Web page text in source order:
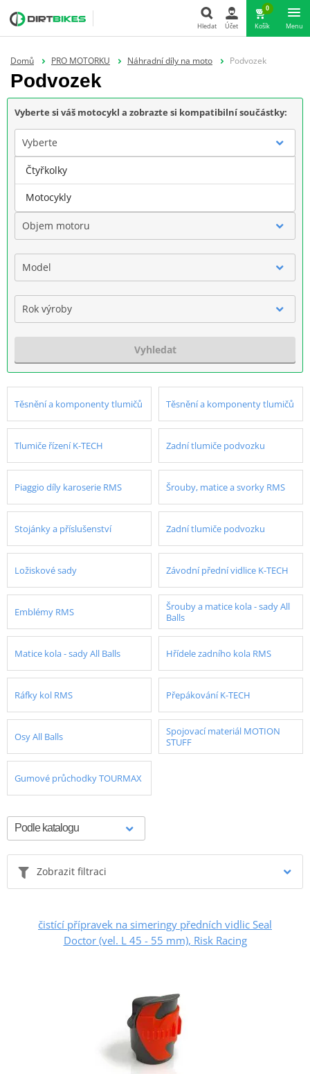
Hledat
Hledat Účet
0
Košík Menu
Domů PRO MOTORKU Náhradní díly na moto Podvozek
Podvozek
Vyberte si váš motocykl a zobrazte si kompatibilní součástky:
Vyberte
Značka
Objem motoru
Model
Rok výroby
Vyhledat
Těsnění a komponenty tlumičů Těsnění a komponenty tlumičů
Tlumiče řízení K-TECH Zadní tlumiče podvozku
Piaggio díly karoserie RMS Šrouby, matice a svorky RMS
Stojánky a příslušenství Zadní tlumiče podvozku
Ložiskové sady Závodní přední vidlice K-TECH
Emblémy RMS
Šrouby a matice kola - sady All
Balls
Matice kola - sady All Balls Hřídele zadního kola RMS
Ráfky kol RMS Přepákování K-TECH
Osy All Balls
Spojovací materiál MOTION
STUFF
Gumové průchodky TOURMAX
Zobrazit filtraci
čistící přípravek na simeringy předních vidlic Seal
Doctor (vel. L 45 - 55 mm), Risk Racing
Čtyřkolky
Motocykly